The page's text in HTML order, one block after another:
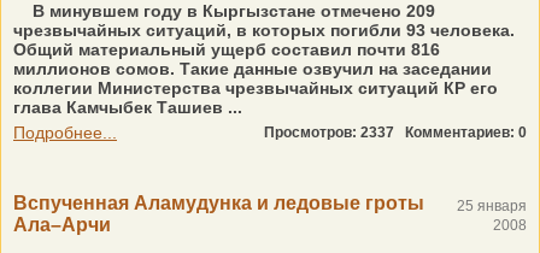
В минувшем году в Кыргызстане отмечено 209
чрезвычайных ситуаций, в которых погибли 93 человека.
Общий материальный ущерб составил почти 816
миллионов сомов. Такие данные озвучил на заседании
коллегии Министерства чрезвычайных ситуаций КР его
глава Камчыбек Ташиев ...
Подробнее...
Просмотров: 2337 Комментариев: 0
Вспученная Аламудунка и ледовые гроты
Ала–Арчи
25 января
2008